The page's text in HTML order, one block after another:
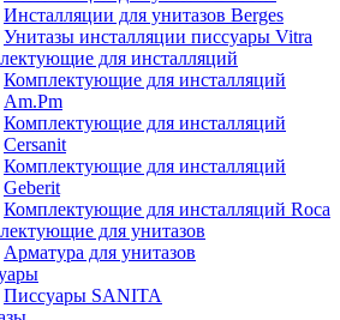
Инсталляции для унитазов Berges
Унитазы инсталляции писсуары Vitra
для инсталляций
Комплектующие для инсталляций
Am.Pm
Комплектующие для инсталляций
Cersanit
Комплектующие для инсталляций
Geberit
Комплектующие для инсталляций Roca
для унитазов
Арматура для унитазов
Писсуары SANITA